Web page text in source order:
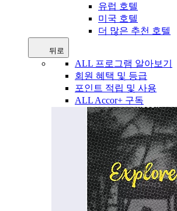
유럽 호텔
미국 호텔
더 많은 추천 호텔
뒤로
ALL 프로그램 알아보기
회원 혜택 및 등급
포인트 적립 및 사용
ALL Accor+ 구독